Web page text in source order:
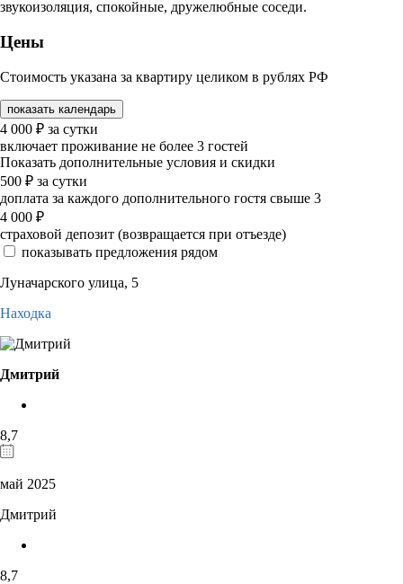
звукоизоляция, спокойные, дружелюбные соседи.
Цены
Стоимость указана за квартиру целиком в рублях РФ
показать календарь
4 000 ₽ за сутки
включает проживание не более 3 гостей
Показать дополнительные условия и скидки
500 ₽ за сутки
доплата за каждого дополнительного гостя свыше 3
4 000 ₽
страховой депозит (возвращается при отъезде)
показывать предложения рядом
Луначарского улица, 5
Находка
Дмитрий
8,7
май 2025
Дмитрий
8,7